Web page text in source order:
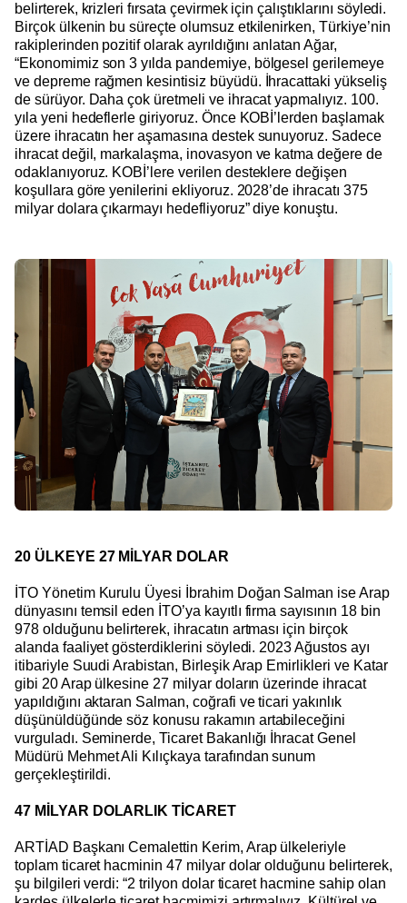
belirterek, krizleri fırsata çevirmek için çalıştıklarını söyledi.
Birçok ülkenin bu süreçte olumsuz etkilenirken, Türkiye’nin
rakiplerinden pozitif olarak ayrıldığını anlatan Ağar,
“Ekonomimiz son 3 yılda pandemiye, bölgesel gerilemeye
ve depreme rağmen kesintisiz büyüdü. İhracattaki yükseliş
de sürüyor. Daha çok üretmeli ve ihracat yapmalıyız. 100.
yıla yeni hedeflerle giriyoruz. Önce KOBİ’lerden başlamak
üzere ihracatın her aşamasına destek sunuyoruz. Sadece
ihracat değil, markalaşma, inovasyon ve katma değere de
odaklanıyoruz. KOBİ’lere verilen desteklere değişen
koşullara göre yenilerini ekliyoruz. 2028’de ihracatı 375
milyar dolara çıkarmayı hedefliyoruz” diye konuştu.
20 ÜLKEYE 27 MİLYAR DOLAR
İTO Yönetim Kurulu Üyesi İbrahim Doğan Salman ise Arap
dünyasını temsil eden İTO’ya kayıtlı firma sayısının 18 bin
978 olduğunu belirterek, ihracatın artması için birçok
alanda faaliyet gösterdiklerini söyledi. 2023 Ağustos ayı
itibariyle Suudi Arabistan, Birleşik Arap Emirlikleri ve Katar
gibi 20 Arap ülkesine 27 milyar doların üzerinde ihracat
yapıldığını aktaran Salman, coğrafi ve ticari yakınlık
düşünüldüğünde söz konusu rakamın artabileceğini
vurguladı. Seminerde, Ticaret Bakanlığı İhracat Genel
Müdürü Mehmet Ali Kılıçkaya tarafından sunum
gerçekleştirildi.
47 MİLYAR DOLARLIK TİCARET
ARTİAD Başkanı Cemalettin Kerim, Arap ülkeleriyle
toplam ticaret hacminin 47 milyar dolar olduğunu belirterek,
şu bilgileri verdi: “2 trilyon dolar ticaret hacmine sahip olan